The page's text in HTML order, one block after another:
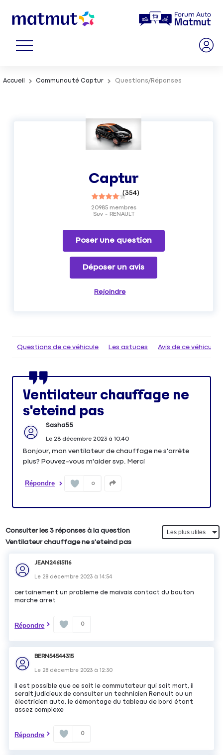
Accueil Communauté Captur Questions/Réponses
Captur
(354)
Suv RENAULT
20985membres
Poser une question
Déposer un avis
Rejoindre
Questions de ce véhicule Les astuces Avis de ce véhicule
Ventilateur chauffage ne
s'eteind pas
Sasha55
Le 28 décembre 2023à 10:40
Bonjour, mon ventilateur de chauffage ne s'arrête
plus? Pouvez-vous m'aider svp. Merci
Répondre 0
Consulter les 3 réponses à la question
Ventilateur chauffage ne s'eteind pas
JEAN24615116
Le 28 décembre 2023 à14:54
certainement un probleme de maivais contact du bouton
marche arret
Répondre 0
BERN54544315
Le 28 décembre 2023 à12:30
il est possible que ce soit le commutateur qui soit mort, il
serait judicieux de consulter un technicien Renault ou un
électricien auto, le démontage du tableau de bord étant
assez complexe
Répondre 0